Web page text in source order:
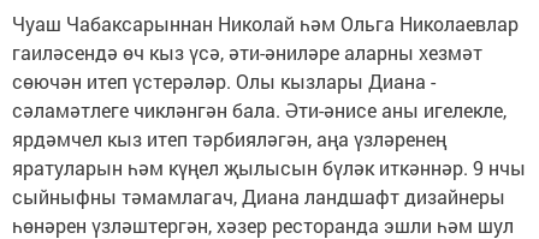
Чуаш Чабаксарыннан Николай һәм Ольга Николаевлар
гаиләсендә өч кыз үсә, әти-әниләре аларны хезмәт
сөючән итеп үстерәләр. Олы кызлары Диана -
сәламәтлеге чикләнгән бала. Әти-әнисе аны игелекле,
ярдәмчел кыз итеп тәрбияләгән, аңа үзләренең
яратуларын һәм күңел җылысын бүләк иткәннәр. 9 нчы
сыйныфны тәмамлагач, Диана ландшафт дизайнеры
һөнәрен үзләштергән, хәзер ресторанда эшли һәм шул